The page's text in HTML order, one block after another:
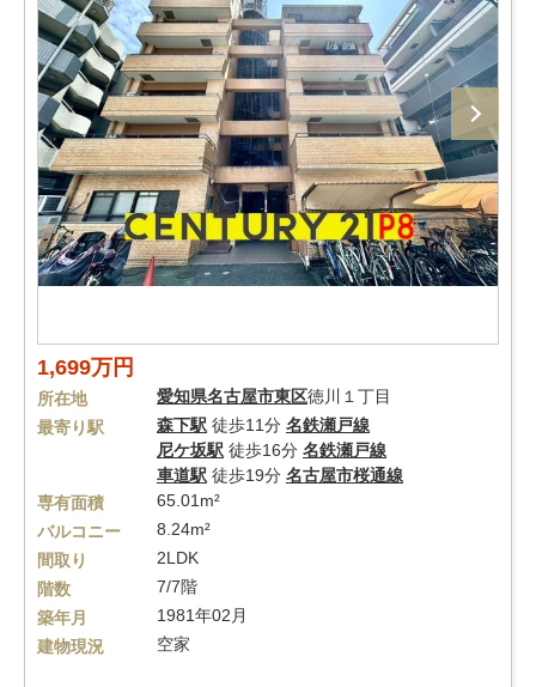
1,699万円
所在地 愛知県名古屋市東区徳川１丁目
最寄り駅
森下駅 徒歩11分 名鉄瀬戸線
尼ケ坂駅 徒歩16分 名鉄瀬戸線
車道駅 徒歩19分 名古屋市桜通線
専有面積
65.01m²
バルコニー
8.24m²
間取り
2LDK
階数
7/7階
築年月
1981年02月
建物現況
空家